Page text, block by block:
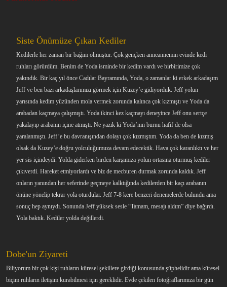
Siste Önümüze Çıkan Kediler
Kedilerle her zaman bir bağım olmuştur. Çok gençken anneannemin evinde kedi
ruhları görürdüm. Benim de Yoda isminde bir kedim vardı ve birbirimize çok
yakındık. Bir kaç yıl önce Cadılar Bayramında, Yoda, o zamanlar ki erkek arkadaşım
Jeff ve ben bazı arkadaşlarımızı görmek için Kuzey’e gidiyorduk. Jeff yolun
yarısında kedim yüzünden mola vermek zorunda kalınca çok kızmıştı ve Yoda da
arabadan kaçmaya çalışmıştı. Yoda ikinci kez kaçmayı deneyince Jeff onu sertçe
yakalayıp arabanın içine atmıştı. Ne yazık ki Yoda’nın burnu hafif de olsa
yaralanmıştı. Jeff’e bu davranışından dolayı çok kızmıştım. Yoda da ben de kızmış
olsak da Kuzey’e doğru yolculuğumuza devam edecektik. Hava çok karanlıktı ve her
yer sis içindeydi. Yolda giderken birden karşımıza yolun ortasına oturmuş kediler
çıkıverdi. Hareket etmiyorlardı ve biz de mecburen durmak zorunda kaldık. Jeff
onların yanından her seferinde geçmeye kalktığında kedilerden bir kaçı arabanın
önüne yönelip tekrar yola oturdular. Jeff 7-8 kere benzeri denemelerde bulundu ama
sonuç hep aynıydı. Sonunda Jeff yüksek sesle “Tamam, mesajı aldım” diye bağırdı.
Yola baktık. Kediler yolda değillerdi.
Dobe'un Ziyareti
Biliyorum bir çok kişi ruhların küresel şekillere girdiği konusunda şüphelidir ama küresel
biçim ruhların iletişim kurabilmesi için gereklidir. Evde çekilen fotoğraflarımıza bir gün